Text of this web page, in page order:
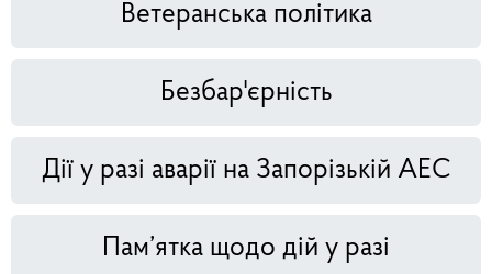
Ветеранська політика
Безбар'єрність
Дії у разі аварії на Запорізькій АЕС
Пам’ятка щодо дій у разі